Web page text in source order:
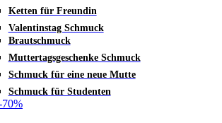
Ketten für Freundin
Valentinstag Schmuck
Brautschmuck
Muttertagsgeschenke Schmuck
Schmuck für eine neue Mutte
Schmuck für Studenten